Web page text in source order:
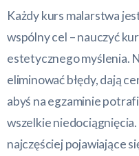
Każdy kurs malarstwa
wspólny cel – nauczyć
estetycznego myślenia.
eliminować błędy, dają
abyś na egzaminie
wszelkie
najczęściej pojawiające